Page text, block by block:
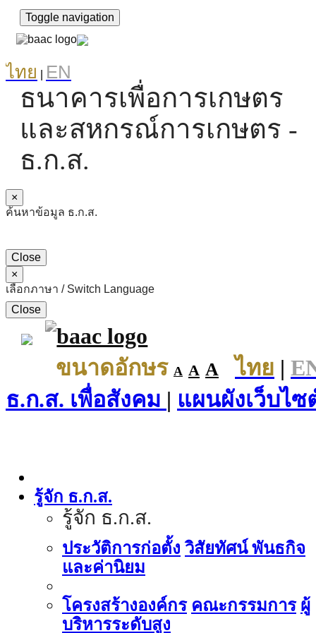
Toggle navigation
ไทย EN
ธนาคารเพื่อการเกษตร
และสหกรณ์การเกษตร -
ธ.ก.ส.
×
ค้นหาข้อมูล ธ.ก.ส.
Close
×
เลือกภาษา / Switch Language
Close
ขนาดอักษร A A A ไทย |
ธ.ก.ส. เพื่อสังคม | แผนผังเว็บไซ
รู้จัก ธ.ก.ส.
รู้จัก ธ.ก.ส.
ประวัติการก่อตั้ง วิสัยทัศน์ พันธกิจ
และค่านิยม
โครงสร้างองค์กร คณะกรรมการ ผู้
บริหารระดับสูง